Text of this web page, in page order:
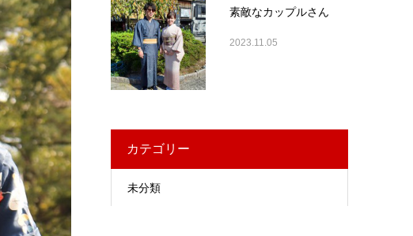
素敵なカップルさん
2023.11.05
カテゴリー
未分類